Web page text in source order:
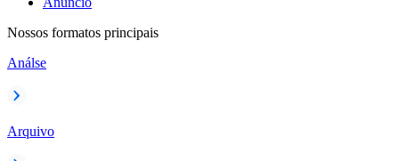
Nossos formatos principais
Análse
Arquivo